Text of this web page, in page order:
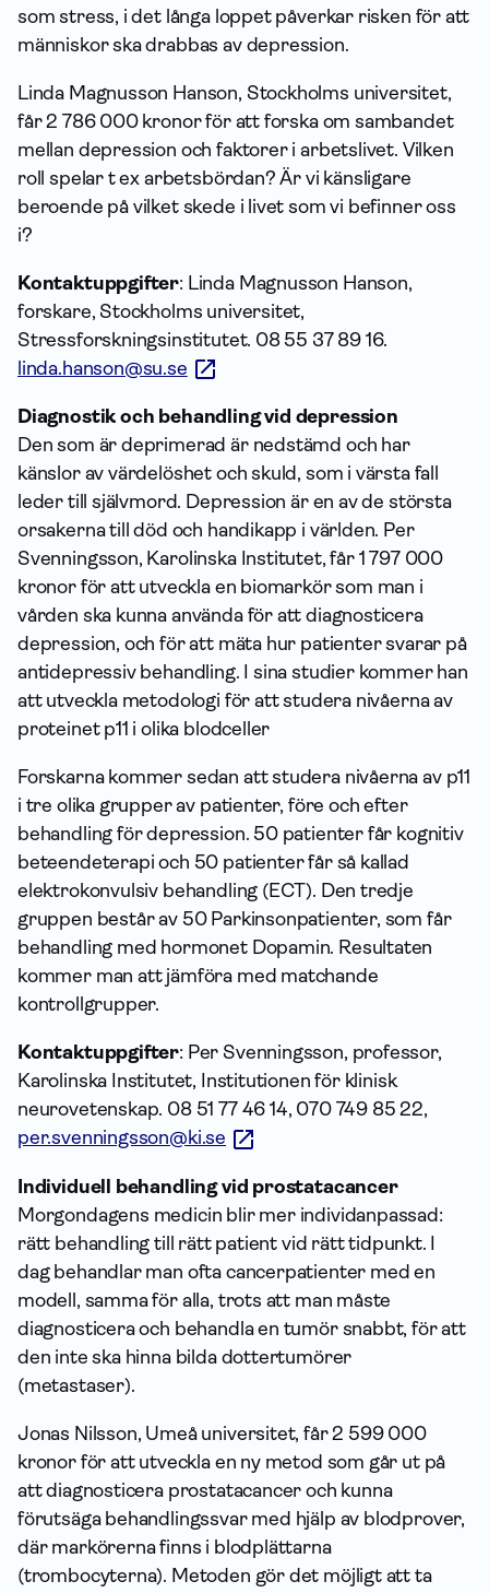
som stress, i det långa loppet påverkar risken för att
människor ska drabbas av depression.
Linda Magnusson Hanson, Stockholms universitet,
får 2 786 000 kronor för att forska om sambandet
mellan depression och faktorer i arbetslivet. Vilken
roll spelar t ex arbetsbördan? Är vi känsligare
beroende på vilket skede i livet som vi befinner oss
i?
Kontaktuppgifter: Linda Magnusson Hanson,
forskare, Stockholms universitet,
Stressforskningsinstitutet. 08 55 37 89 16.
linda.hanson@su.se
Diagnostik och behandling vid depression
Den som är deprimerad är nedstämd och har
känslor av värdelöshet och skuld, som i värsta fall
leder till självmord. Depression är en av de största
orsakerna till död och handikapp i världen. Per
Svenningsson, Karolinska Institutet, får 1 797 000
kronor för att utveckla en biomarkör som man i
vården ska kunna använda för att diagnosticera
depression, och för att mäta hur patienter svarar på
antidepressiv behandling. I sina studier kommer han
att utveckla metodologi för att studera nivåerna av
proteinet p11 i olika blodceller
Forskarna kommer sedan att studera nivåerna av p11
i tre olika grupper av patienter, före och efter
behandling för depression. 50 patienter får kognitiv
beteendeterapi och 50 patienter får så kallad
elektrokonvulsiv behandling (ECT). Den tredje
gruppen består av 50 Parkinsonpatienter, som får
behandling med hormonet Dopamin. Resultaten
kommer man att jämföra med matchande
kontrollgrupper.
Kontaktuppgifter: Per Svenningsson, professor,
Karolinska Institutet, Institutionen för klinisk
neurovetenskap. 08 51 77 46 14, 070 749 85 22,
per.svenningsson@ki.se
Individuell behandling vid prostatacancer
Morgondagens medicin blir mer individanpassad:
rätt behandling till rätt patient vid rätt tidpunkt. I
dag behandlar man ofta cancerpatienter med en
modell, samma för alla, trots att man måste
diagnosticera och behandla en tumör snabbt, för att
den inte ska hinna bilda dottertumörer
(metastaser).
Jonas Nilsson, Umeå universitet, får 2 599 000
kronor för att utveckla en ny metod som går ut på
att diagnosticera prostatacancer och kunna
förutsäga behandlingssvar med hjälp av blodprover,
där markörerna finns i blodplättarna
(trombocyterna). Metoden gör det möjligt att ta